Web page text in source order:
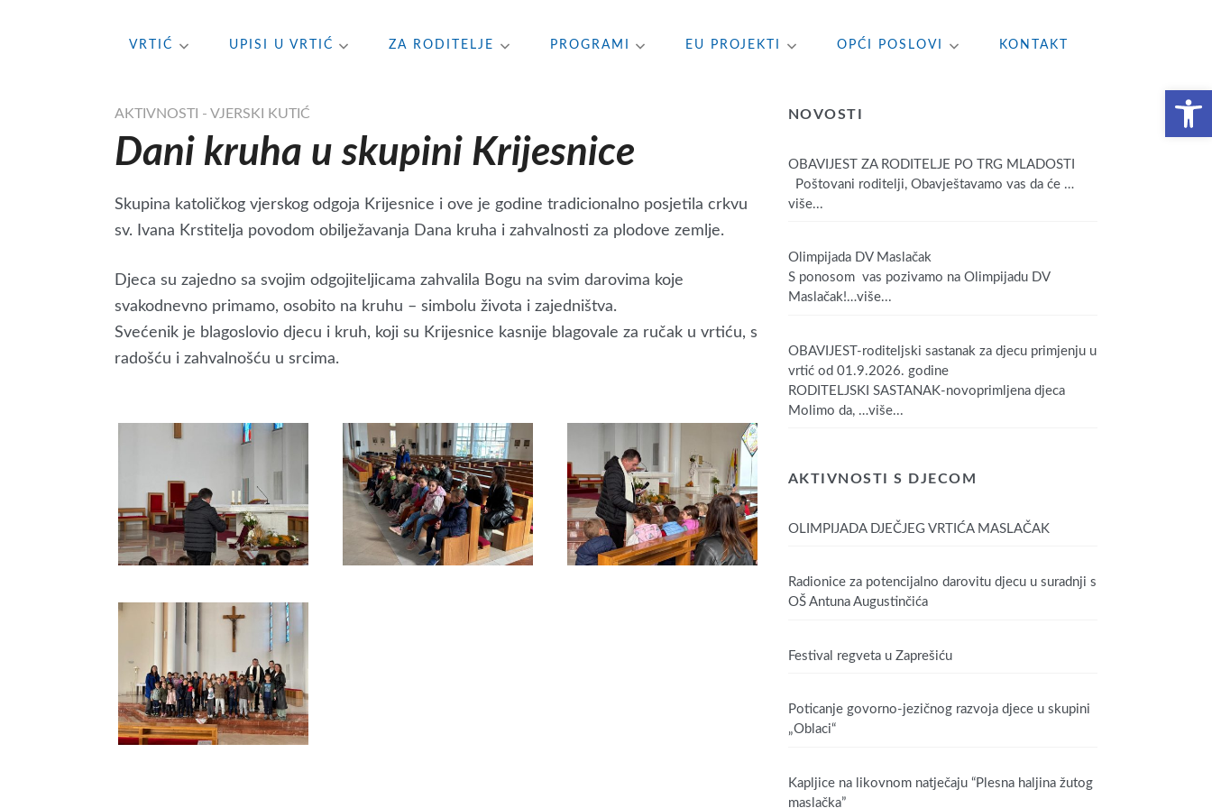
Open toolbar
VRTIĆ UPISI U VRTIĆ ZA RODITELJE PROGRAMI EU PROJEKTI OPĆI POSLOVI KONTAKT
AKTIVNOSTI - VJERSKI KUTIĆ
Dani kruha u skupini Krijesnice
Skupina katoličkog vjerskog odgoja Krijesnice i ove je godine tradicionalno posjetila crkvu
sv. Ivana Krstitelja povodom obilježavanja Dana kruha i zahvalnosti za plodove zemlje.
Djeca su zajedno sa svojim odgojiteljicama zahvalila Bogu na svim darovima koje
svakodnevno primamo, osobito na kruhu – simbolu života i zajedništva.
Svećenik je blagoslovio djecu i kruh, koji su Krijesnice kasnije blagovale za ručak u vrtiću, s
radošću i zahvalnošću u srcima.
NOVOSTI
OBAVIJEST ZA RODITELJE PO TRG MLADOSTI
Poštovani roditelji, Obavještavamo vas da će …
više...
Olimpijada DV Maslačak
S ponosom vas pozivamo na Olimpijadu DV
Maslačak!…više...
OBAVIJEST-roditeljski sastanak za djecu primjenju u
vrtić od 01.9.2026. godine
RODITELJSKI SASTANAK-novoprimljena djeca
Molimo da, …više...
AKTIVNOSTI S DJECOM
OLIMPIJADA DJEČJEG VRTIĆA MASLAČAK
Radionice za potencijalno darovitu djecu u suradnji s
OŠ Antuna Augustinčića
Festival regveta u Zaprešiću
Poticanje govorno-jezičnog razvoja djece u skupini
„Oblaci“
Kapljice na likovnom natječaju “Plesna haljina žutog
maslačka”